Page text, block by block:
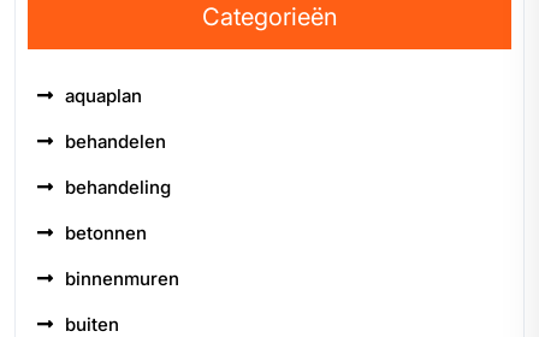
Categorieën
aquaplan
behandelen
behandeling
betonnen
binnenmuren
buiten